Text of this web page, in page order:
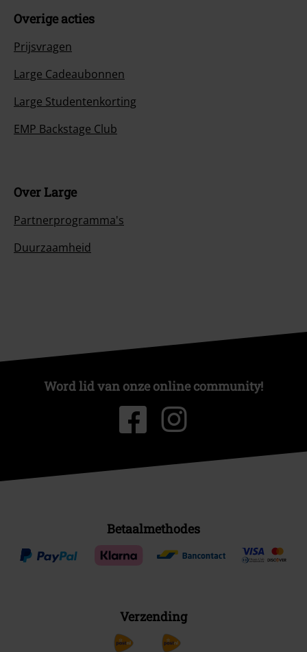
Overige acties
Prijsvragen
Large Cadeaubonnen
Large Studentenkorting
EMP Backstage Club
Over Large
Partnerprogramma's
Duurzaamheid
Word lid van onze online community!
Betaalmethodes
Verzending